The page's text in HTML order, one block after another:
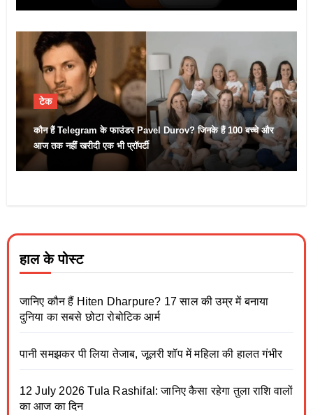
टेक
कौन हैं Telegram के फाउंडर Pavel Durov? जिनके हैं 100 बच्चे और
आज तक नहीं खरीदी एक भी प्रॉपर्टी
हाल के पोस्ट
जानिए कौन हैं Hiten Dharpure? 17 साल की उम्र में बनाया
दुनिया का सबसे छोटा रोबोटिक आर्म
पानी समझकर पी लिया तेजाब, जूलरी शॉप में महिला की हालत गंभीर
12 July 2026 Tula Rashifal: जानिए कैसा रहेगा तुला राशि वालों
का आज का दिन